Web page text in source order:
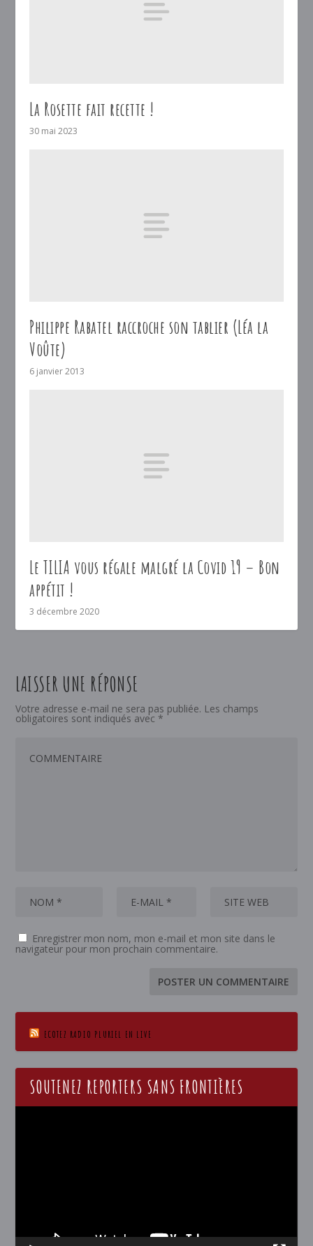
La Rosette fait recette !
30 mai 2023
Philippe Rabatel raccroche son tablier (Léa la
Voûte)
6 janvier 2013
Le TILIA vous régale malgré la Covid 19 – Bon
appétit !
3 décembre 2020
LAISSER UNE RÉPONSE
Votre adresse e-mail ne sera pas publiée. Les champs
obligatoires sont indiqués avec *
Enregistrer mon nom, mon e-mail et mon site dans le
navigateur pour mon prochain commentaire.
ECOTEZ RADIO PLURIEL EN LIVE
SOUTENEZ REPORTERS SANS FRONTIÈRES